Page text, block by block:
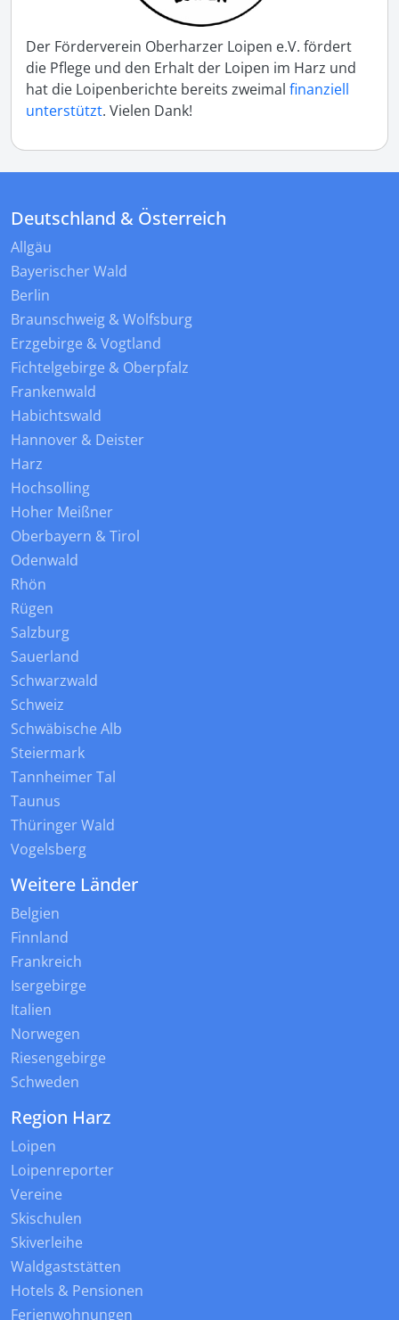
Der Förderverein Oberharzer Loipen e.V. fördert
die Pflege und den Erhalt der Loipen im Harz und
hat die Loipenberichte bereits zweimal finanziell
unterstützt. Vielen Dank!
Deutschland & Österreich
Allgäu
Bayerischer Wald
Berlin
Braunschweig & Wolfsburg
Erzgebirge & Vogtland
Fichtelgebirge & Oberpfalz
Frankenwald
Habichtswald
Hannover & Deister
Harz
Hochsolling
Hoher Meißner
Oberbayern & Tirol
Odenwald
Rhön
Rügen
Salzburg
Sauerland
Schwarzwald
Schweiz
Schwäbische Alb
Steiermark
Tannheimer Tal
Taunus
Thüringer Wald
Vogelsberg
Weitere Länder
Belgien
Finnland
Frankreich
Isergebirge
Italien
Norwegen
Riesengebirge
Schweden
Region Harz
Loipen
Loipenreporter
Vereine
Skischulen
Skiverleihe
Waldgaststätten
Hotels & Pensionen
Ferienwohnungen